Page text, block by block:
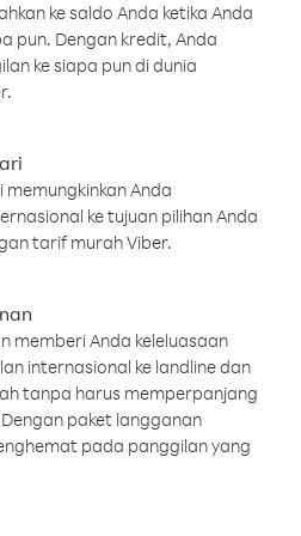
ke saldo Anda ketika Anda
pun. Dengan kredit, Anda
ke siapa pun di dunia
Anda
ke tujuan pilihan Anda
tarif murah Viber.
memberi Anda keleluasaan
internasional ke landline dan
tanpa harus memperpanjang
paket langganan
pada panggilan yang